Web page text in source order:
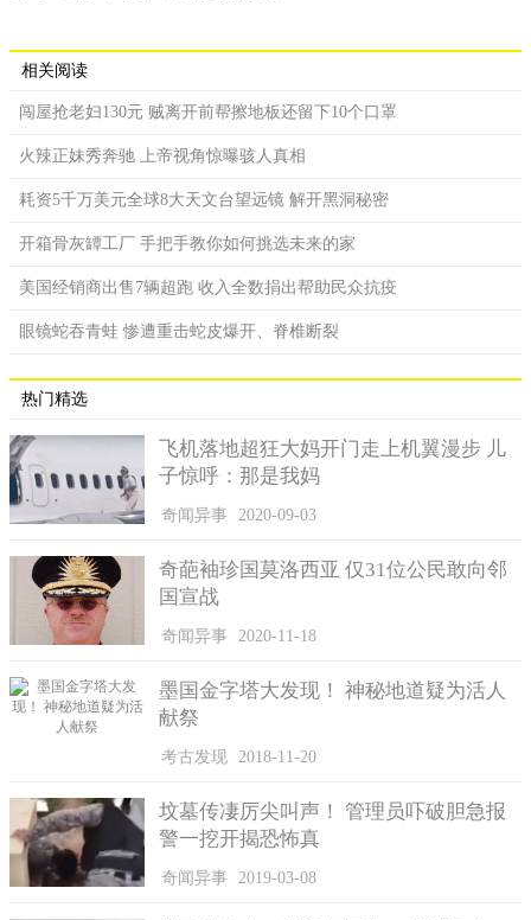
相关阅读
闯屋抢老妇130元 贼离开前帮擦地板还留下10个口罩
火辣正妹秀奔驰 上帝视角惊曝骇人真相
耗资5千万美元全球8大天文台望远镜 解开黑洞秘密
开箱骨灰罈工厂 手把手教你如何挑选未来的家
美国经销商出售7辆超跑 收入全数捐出帮助民众抗疫
眼镜蛇吞青蛙 惨遭重击蛇皮爆开、脊椎断裂
热门精选
飞机落地超狂大妈开门走上机翼漫步 儿
子惊呼：那是我妈
奇闻异事 2020-09-03
奇葩袖珍国莫洛西亚 仅31位公民敢向邻
国宣战
奇闻异事 2020-11-18
墨国金字塔大发现！ 神秘地道疑为活人
献祭
考古发现 2018-11-20
坟墓传凄厉尖叫声！ 管理员吓破胆急报
警一挖开揭恐怖真
奇闻异事 2019-03-08